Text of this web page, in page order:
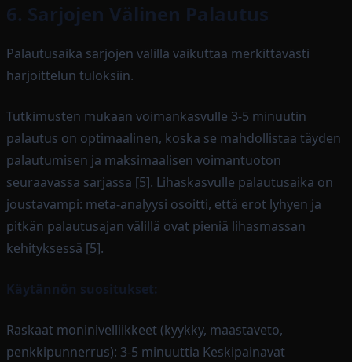
6. Sarjojen Välinen Palautus
Palautusaika sarjojen välillä vaikuttaa merkittävästi
harjoittelun tuloksiin.
Tutkimusten mukaan voimankasvulle 3-5 minuutin
palautus on optimaalinen, koska se mahdollistaa täyden
palautumisen ja maksimaalisen voimantuoton
seuraavassa sarjassa [5]. Lihaskasvulle palautusaika on
joustavampi: meta-analyysi osoitti, että erot lyhyen ja
pitkän palautusajan välillä ovat pieniä lihasmassan
kehityksessä [5].
Käytännön suositukset:
Raskaat moninivelliikkeet (kyykky, maastaveto,
penkkipunnerrus): 3-5 minuuttia Keskipainavat